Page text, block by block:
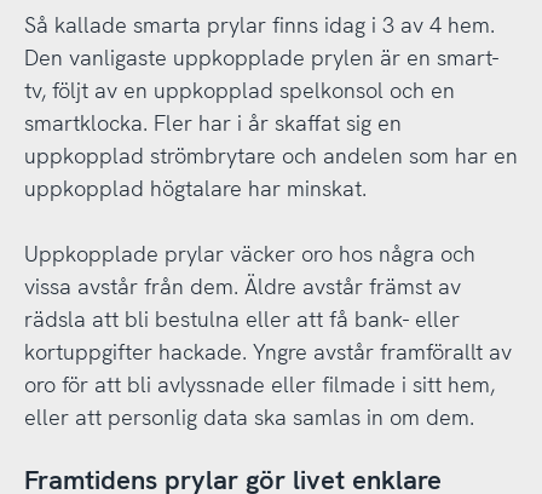
Så kallade smarta prylar finns idag i 3 av 4 hem.
Den vanligaste uppkopplade prylen är en smart-
tv, följt av en uppkopplad spelkonsol och en
smartklocka. Fler har i år skaffat sig en
uppkopplad strömbrytare och andelen som har en
uppkopplad högtalare har minskat.
Uppkopplade prylar väcker oro hos några och
vissa avstår från dem. Äldre avstår främst av
rädsla att bli bestulna eller att få bank- eller
kortuppgifter hackade. Yngre avstår framförallt av
oro för att bli avlyssnade eller filmade i sitt hem,
eller att personlig data ska samlas in om dem.
Framtidens prylar gör livet enklare